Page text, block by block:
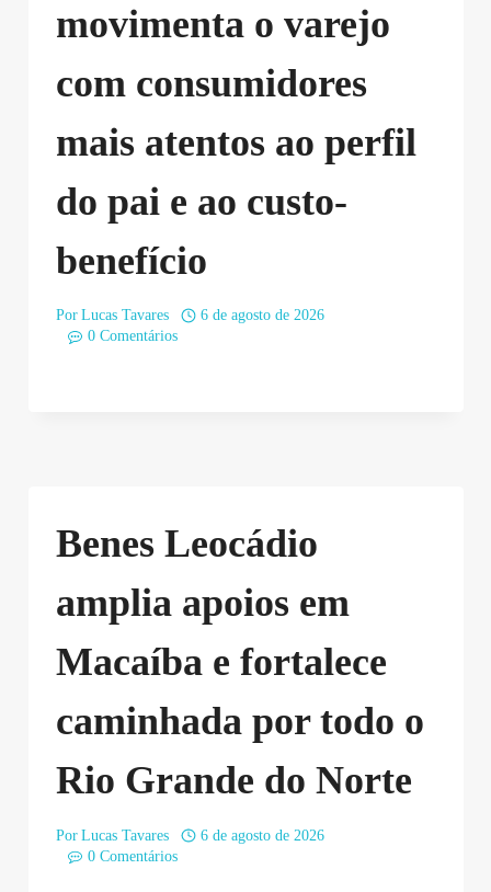
movimenta o varejo
com consumidores
mais atentos ao perfil
do pai e ao custo-
benefício
Por Lucas Tavares
6 de agosto de 2026
0 Comentários
Benes Leocádio
amplia apoios em
Macaíba e fortalece
caminhada por todo o
Rio Grande do Norte
Por Lucas Tavares
6 de agosto de 2026
0 Comentários